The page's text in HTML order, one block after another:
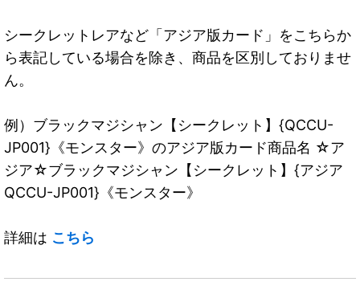
シークレットレアなど「アジア版カード」をこちらか
ら表記している場合を除き、商品を区別しておりませ
ん。
例）ブラックマジシャン【シークレット】{QCCU-
JP001}《モンスター》のアジア版カード商品名 ☆ア
ジア☆ブラックマジシャン【シークレット】{アジア
QCCU-JP001}《モンスター》
詳細は こちら